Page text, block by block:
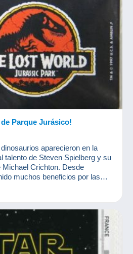
Parque Jurásico!
aparecieron en la
talento de Steven Spielberg y su
Michael Crichton. Desde
muchos beneficios por las
¡Una colección casi tan